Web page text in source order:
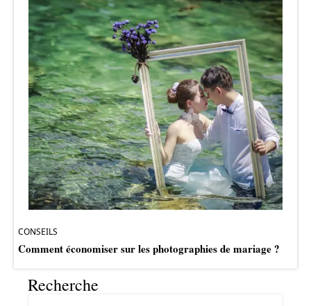
CONSEILS
Comment économiser sur les photographies de mariage ?
Recherche